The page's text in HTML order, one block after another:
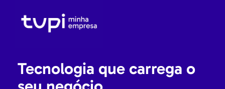
Tecnologia que carrega o